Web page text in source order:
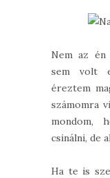
Nem az én
sem volt
éreztem
számomra
mondom,
csinálni, de
Ha te is